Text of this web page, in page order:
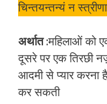
चिन्तयन्तन्यं न
अर्थात:महिलाओं को
दूसरे पर एक तिरछी
आदमी से प्यार करना
कर सकती